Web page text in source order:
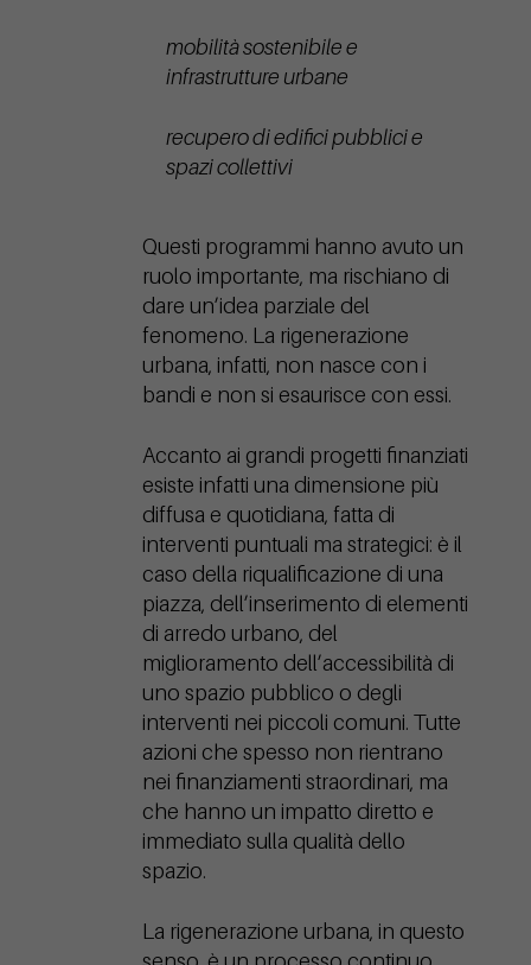
mobilità sostenibile e
infrastrutture urbane
recupero di edifici pubblici e
spazi collettivi
Questi programmi hanno avuto un
ruolo importante, ma rischiano di
dare un’idea parziale del
fenomeno. La rigenerazione
urbana, infatti, non nasce con i
bandi e non si esaurisce con essi.
Accanto ai grandi progetti finanziati
esiste infatti una dimensione più
diffusa e quotidiana, fatta di
interventi puntuali ma strategici: è il
caso della riqualificazione di una
piazza, dell’inserimento di elementi
di arredo urbano, del
miglioramento dell’accessibilità di
uno spazio pubblico o degli
interventi nei piccoli comuni. Tutte
azioni che spesso non rientrano
nei finanziamenti straordinari, ma
che hanno un impatto diretto e
immediato sulla qualità dello
spazio.
La rigenerazione urbana, in questo